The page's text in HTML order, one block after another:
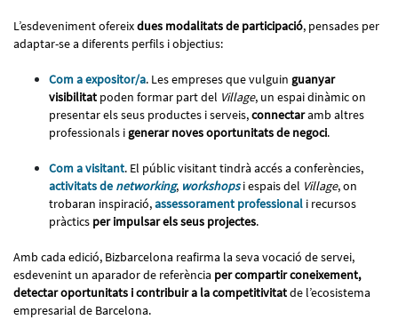
L’esdeveniment ofereixdues modalitats de participació, pensades per
adaptar-se a diferents perfils i objectius:
Com a expositor/a. Les empreses que vulguin guanyar
visibilitat poden formar part del Village, un espai dinàmic on
presentar els seus productes i serveis,connectaramb altres
professionals i generar noves oportunitats de negoci.
Com a visitant. El públic visitant tindrà accés a conferències,
activitats de networking, workshopsi espais del Village, on
trobaran inspiració,assessorament professional i recursos
pràctics per impulsar els seus projectes.
Amb cada edició, Bizbarcelona reafirma la seva vocació de servei,
esdevenint un aparador de referència per compartir coneixement,
detectar oportunitats i contribuir a la competitivitatde l’ecosistema
empresarial de Barcelona.